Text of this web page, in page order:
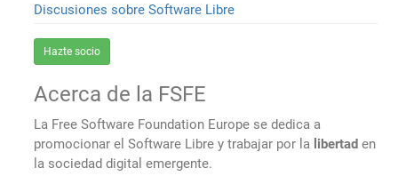
Discusiones sobre Software Libre
Hazte socio
Acerca de la FSFE
La Free Software Foundation Europe se dedica a
promocionar el Software Libre y trabajar por la libertad en
la sociedad digital emergente.